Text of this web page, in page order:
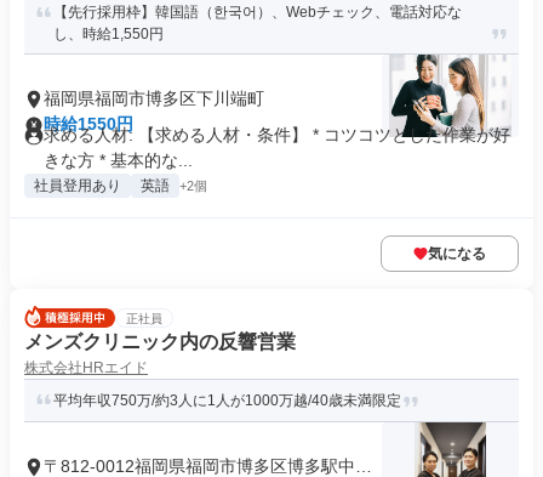
【先行採用枠】韓国語（한국어）、Webチェック、電話対応な
し、時給1,550円
福岡県福岡市博多区下川端町
時給1550円
求める人材: 【求める人材・条件】 * コツコツとした作業が好
きな方 * 基本的な...
社員登用あり 英語 +2個
気になる
正社員
メンズクリニック内の反響営業
株式会社HRエイド
平均年収750万/約3人に1人が1000万越/40歳未満限定
〒812-0012福岡県福岡市博多区博多駅中央